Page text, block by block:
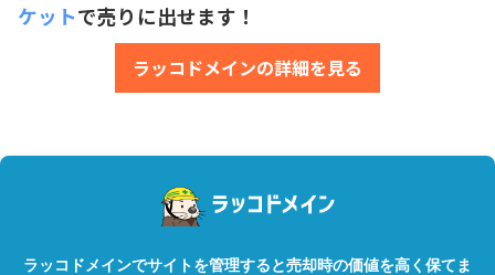
ケットで売りに出せます！
ラッコドメインの詳細を見る
ラッコドメインでサイトを管理すると売却時の価値を高く保てま